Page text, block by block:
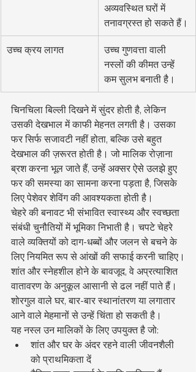
अव्यवस्थित घरों में
तनावग्रस्त हो सकते हैं।
उच्च क्रय लागत
उच्च गुणवत्ता वाली
नस्लों की कीमत उन्हें
कम सुलभ बनाती है।
चिनचिला बिल्ली दिखने में सुंदर होती है, लेकिन
उसकी देखभाल में काफी मेहनत लगती है। उसका
फर सिर्फ सजावटी नहीं होता, बल्कि उसे बहुत
देखभाल की ज़रूरत होती है। जो मालिक रोज़ाना
ब्रश करना भूल जाते हैं, उन्हें अक्सर ऐसे उलझे हुए
फर की समस्या का सामना करना पड़ता है, जिसके
लिए पेशेवर शेविंग की आवश्यकता होती है।
चेहरे की बनावट भी संभावित स्वास्थ्य और स्वच्छता
संबंधी चुनौतियों में भूमिका निभाती है। चपटे चेहरे
वाले व्यक्तियों को दाग-धब्बों और जलन से बचने के
लिए नियमित रूप से आंखों की सफाई करनी चाहिए।
शांत और स्नेहशील होने के बावजूद, वे अप्रत्याशित
वातावरण के अनुकूल आसानी से ढल नहीं पाते हैं।
शोरगुल वाले घर, बार-बार स्थानांतरण या लगातार
आने वाले मेहमानों से उन्हें चिंता हो सकती है।
यह नस्ल उन मालिकों के लिए उपयुक्त है जो:
शांत और घर के अंदर रहने वाली जीवनशैली
को प्राथमिकता दें